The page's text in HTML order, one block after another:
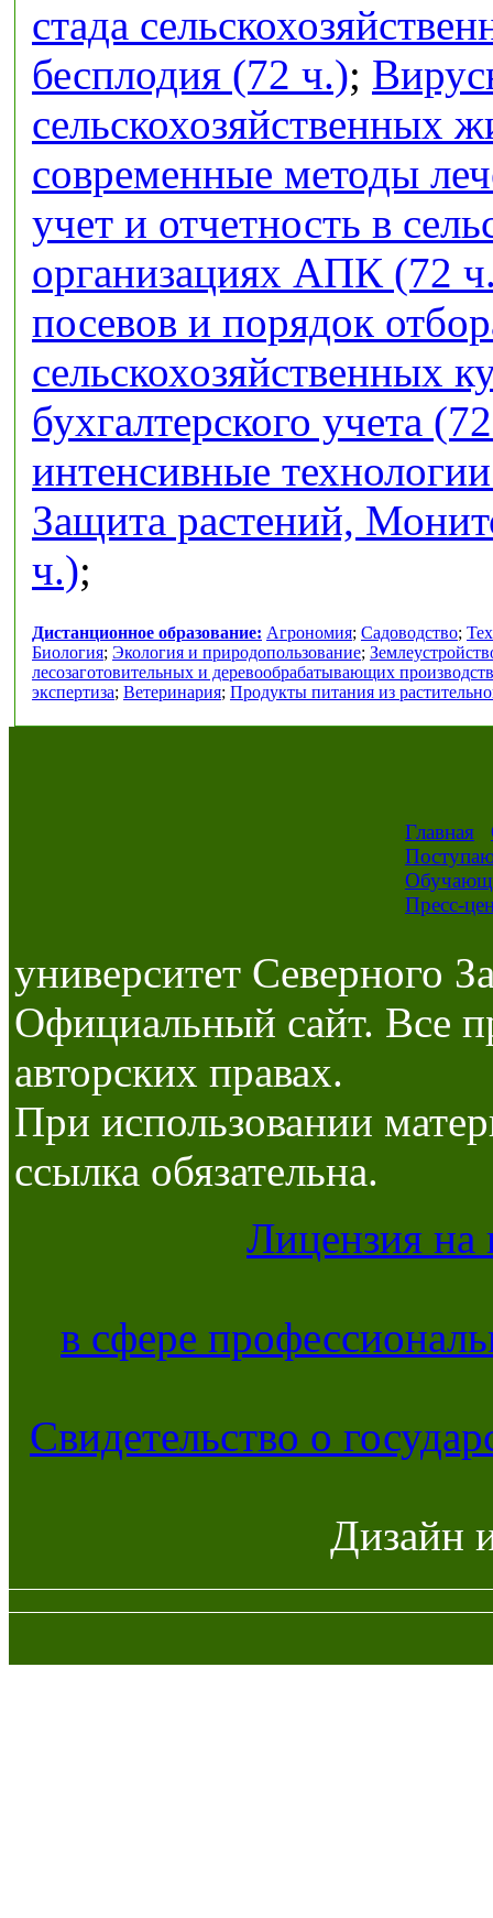
стада
бесплодия (72 ч.);
сельскохозяйственных
современные методы
учет и отчетность в
организациях АПК (72
посевов и порядок
сельскохозяйственных
бухгалтерского учета
интенсивные
Защита растений,
ч.);
Дистанционное образование: Агрономия; Садоводство;
Биология; Экология и природопользование;
лесозаготовительных и деревообрабатывающих производств
экспертиза; Ветеринария; Продукты питания из
Главная
Пресс-
университет Северного
Официальный сайт. Все
авторских правах.
При использовании
ссылка обязательна.
Лицензия на
в сфере
Свидетельство о
Дизайн